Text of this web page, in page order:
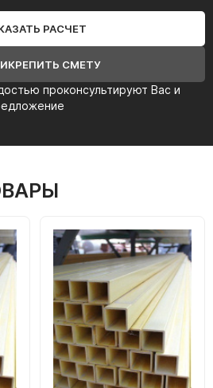
проконсультируют Вас и
РАСЧЕТ
СМЕТУ